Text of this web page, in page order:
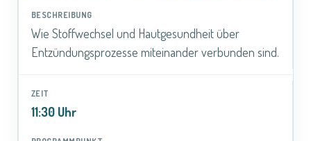
Wie Stoffwechsel und Hautgesundheit über
Entzündungsprozesse miteinander verbunden sind.
11:30 Uhr